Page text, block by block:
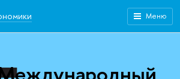
Меню